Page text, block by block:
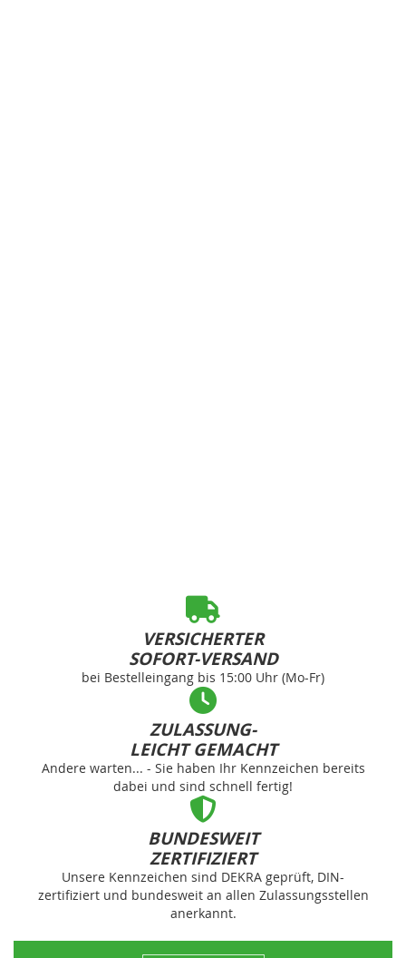
VERSICHERTER
SOFORT-VERSAND
bei Bestelleingang bis 15:00 Uhr (Mo-Fr)
ZULASSUNG-
LEICHT GEMACHT
Andere warten... - Sie haben Ihr Kennzeichen bereits
dabei und sind schnell fertig!
BUNDESWEIT
ZERTIFIZIERT
Unsere Kennzeichen sind DEKRA geprüft, DIN-
zertifiziert und bundesweit an allen Zulassungsstellen
anerkannt.